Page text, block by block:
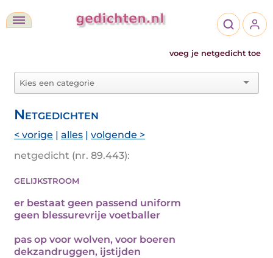
voeg je netgedicht toe
Netgedichten
< vorige | alles | volgende >
netgedicht (nr. 89.443):
gelijkstroom
er bestaat geen passend uniform
geen blessurevrije voetballer
pas op voor wolven, voor boeren
dekzandruggen, ijstijden